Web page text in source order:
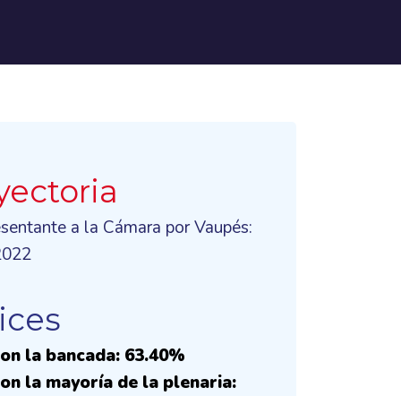
a la Cámara por Vaupés:
la bancada: 63.40%
la mayoría de la plenaria: